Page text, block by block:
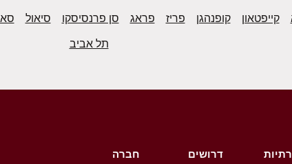
סיאול סן פרנסיסקו פראג פריז קופנהגן קייפטאון
תל אביב
דרושים חברה